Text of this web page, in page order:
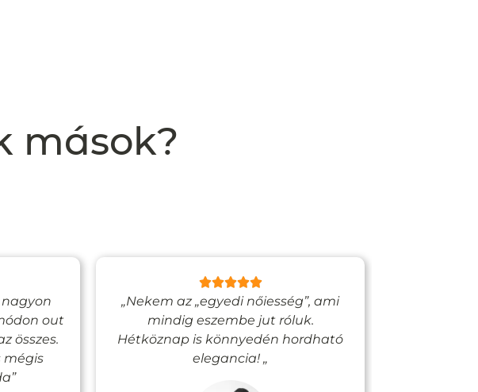
mások?
nagyon
out
összes.
mégis
„Nekem az „egyedi nőiesség”, ami
mindig eszembe jut róluk.
Hétköznap is könnyedén hordható
elegancia! „